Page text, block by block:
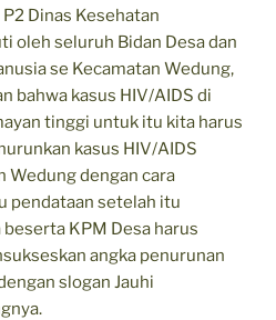
Dinas Kesehatan
oleh seluruh Bidan Desa dan
se Kecamatan Wedung,
bahwa kasus HIV/AIDS di
tinggi untuk itu kita harus
kasus HIV/AIDS
Wedung dengan cara
pendataan setelah itu
KPM Desa harus
angka penurunan
slogan Jauhi